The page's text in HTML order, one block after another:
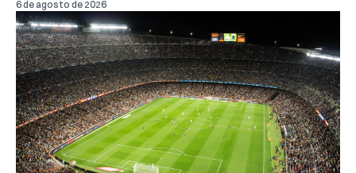
6 de agosto de 2026